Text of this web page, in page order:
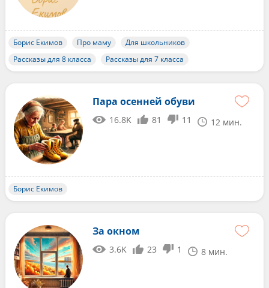
Борис Екимов Про маму
Для школьников
Рассказы для 8 класса
Рассказы для 7 класса
Пара осенней обуви
16.8K 81 11 12 мин.
Борис Екимов
За окном
3.6K 23 1 8 мин.